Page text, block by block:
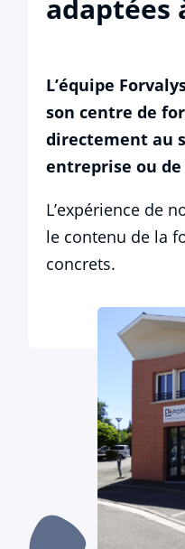
adaptées
L’équipe
son centre de
directement au
entreprise ou
L’expérience de
le contenu de la
concrets.